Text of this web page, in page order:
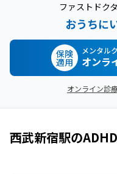
ファストドク
おうちに
保険
適用
メンタル
オンラ
オンライン診
西武新宿駅のADHD